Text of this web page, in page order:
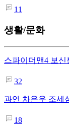
11
생활/문화
스파이더맨4 보신
32
과연 차은우 조세
18